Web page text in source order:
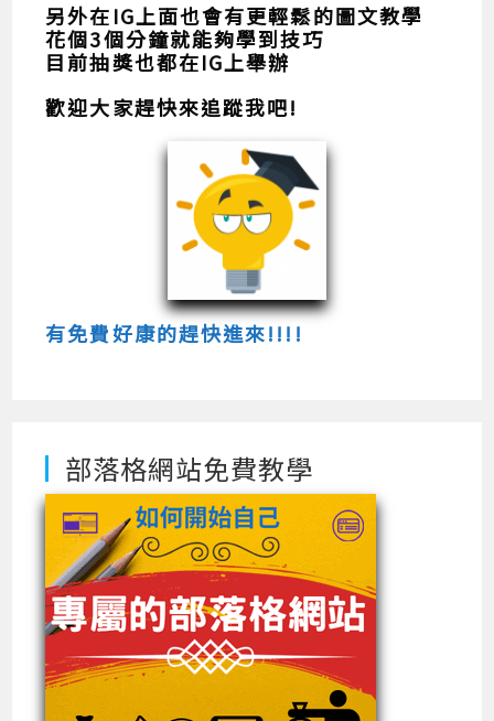
另外在IG上面也會有更輕鬆的圖文教學
花個3個分鐘就能夠學到技巧
目前抽獎也都在IG上舉辦
歡迎大家趕快來追蹤我吧!
有免費好康的趕快進來!!!!
部落格網站免費教學